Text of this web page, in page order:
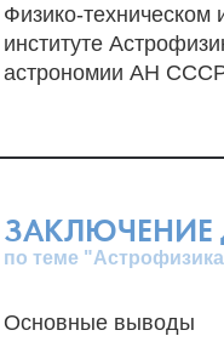
Физико-
институте
астрономии АН
ЗАКЛЮЧЕНИЕ
по теме
Основные выводы